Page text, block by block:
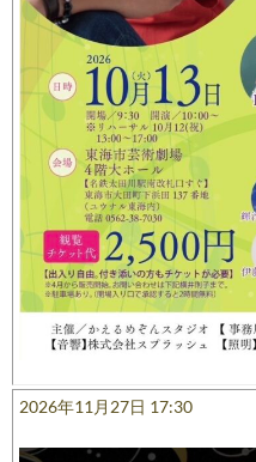
2026年11月27日 17:30